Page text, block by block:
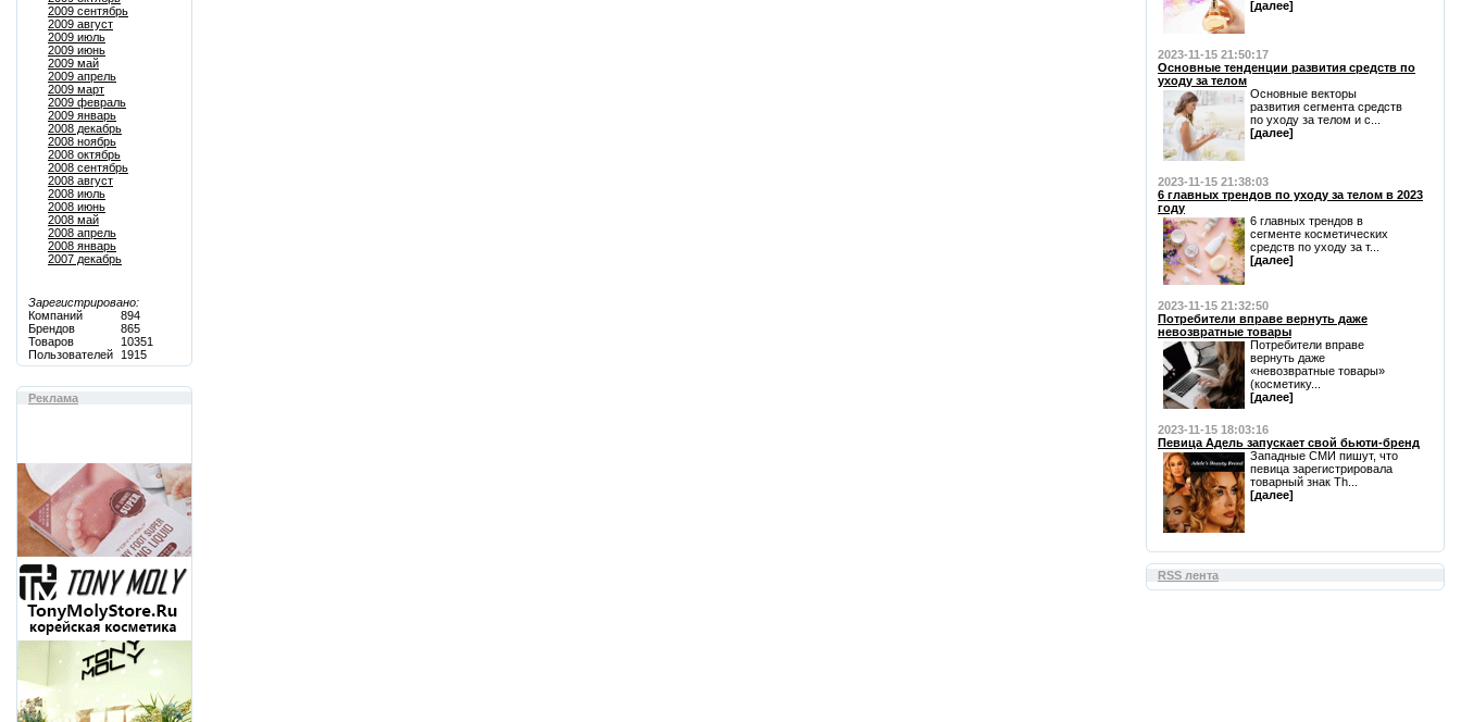
2009 сентябрь
2009 август
2009 июль
2009 июнь
2009 май
2009 апрель
2009 март
2009 февраль
2009 январь
2008 декабрь
2008 ноябрь
2008 октябрь
2008 сентябрь
2008 август
2008 июль
2008 июнь
2008 май
2008 апрель
2008 январь
2007 декабрь
Зарегистрировано:
Компаний
894
Брендов
865
Товаров
10351
Пользователей
1915
Реклама
[далее]
2023-11-15 21:50:17
Основные тенденции развития средств по
уходу за телом
Основные векторы
развития сегмента средств
по уходу за телом и с...
[далее]
2023-11-15 21:38:03
6 главных трендов по уходу за телом в 2023
году
6 главных трендов в
сегменте косметических
средств по уходу за т...
[далее]
2023-11-15 21:32:50
Потребители вправе вернуть даже
невозвратные товары
Потребители вправе
вернуть даже
«невозвратные товары»
(косметику...
[далее]
2023-11-15 18:03:16
Певица Адель запускает свой бьюти-бренд
Западные СМИ пишут, что
певица зарегистрировала
товарный знак Th...
[далее]
RSS лента